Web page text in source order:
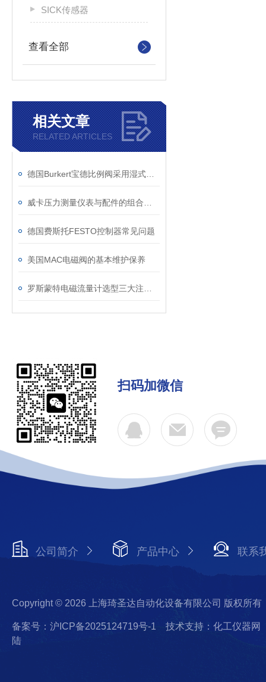
SICK传感器
查看全部
相关文章
RELATED ARTICLES
德国费斯托FESTO控制器常见问题
美国MAC电磁阀的基本维护保养
扫码加微信
公司简介 产品中心 联系
Copyright © 2026 上海琦圣达自动化设备有限公司 版权所有
备案号：沪ICP备2025124719号-1
技术支持：化工仪器网
陆